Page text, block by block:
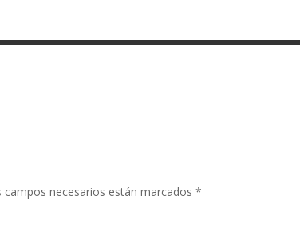
campos necesarios están marcados *